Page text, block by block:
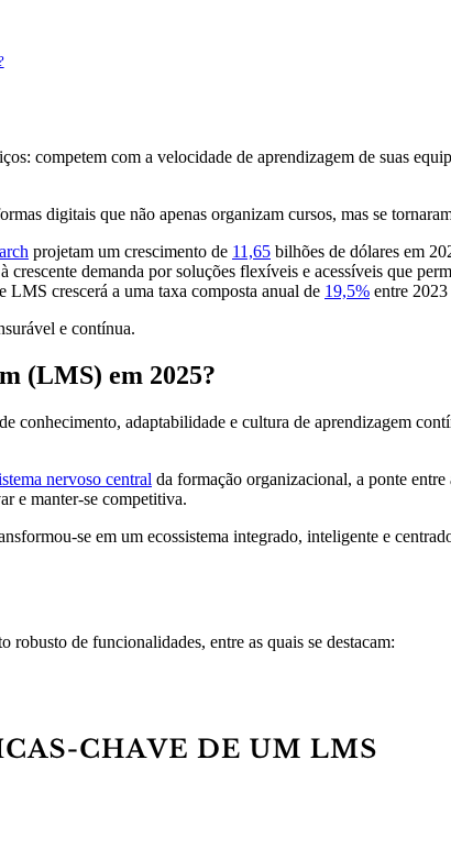
competem com a velocidade de aprendizagem de suas
digitais que não apenas organizam cursos, mas se
projetam um crescimento de 11,65 bilhões de dólares em
crescente demanda por soluções flexíveis e acessíveis que
LMS crescerá a uma taxa composta anual de 19,5% entre
e contínua.
(LMS) em 2025?
conhecimento, adaptabilidade e cultura de aprendizagem
nervoso central da formação organizacional, a ponte
e manter-se competitiva.
se em um ecossistema integrado, inteligente e
de funcionalidades, entre as quais se destacam: